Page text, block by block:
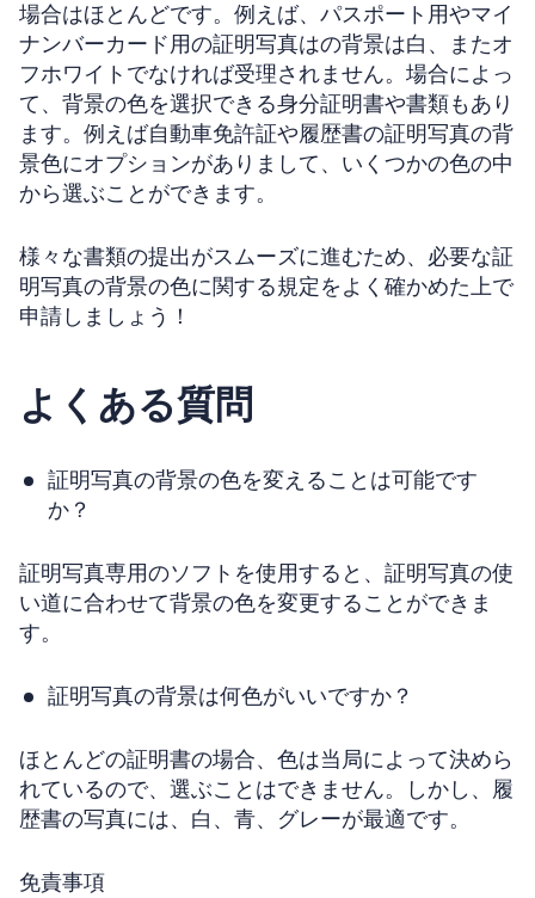
場合はほとんどです。例えば、パスポート用やマイ
ナンバーカード用の証明写真はの背景は白、またオ
フホワイトでなければ受理されません。場合によっ
て、背景の色を選択できる身分証明書や書類もあり
ます。例えば自動車免許証や履歴書の証明写真の背
景色にオプションがありまして、いくつかの色の中
から選ぶことができます。
様々な書類の提出がスムーズに進むため、必要な証
明写真の背景の色に関する規定をよく確かめた上で
申請しましょう！
よくある質問
証明写真の背景の色を変えることは可能です
か？
証明写真専用のソフトを使用すると、証明写真の使
い道に合わせて背景の色を変更することができま
す。
証明写真の背景は何色がいいですか？
ほとんどの証明書の場合、色は当局によって決めら
れているので、選ぶことはできません。しかし、履
歴書の写真には、白、青、グレーが最適です。
免責事項